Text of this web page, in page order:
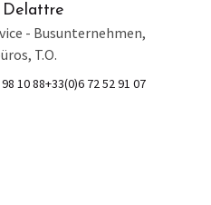
Delattre
- Busunternehmen,
T.O.
10 88+33(0)6 72 52 91 07